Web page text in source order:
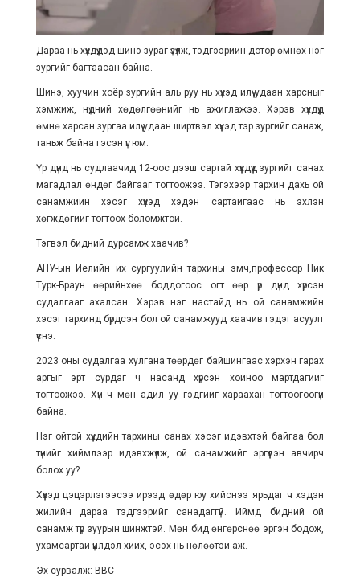
Дараа нь хүүхдүүдэд шинэ зураг үзүүлж, тэдгээрийн дотор өмнөх нэг
зургийг багтаасан байна.
Шинэ, хуучин хоёр зургийн аль руу нь хүүхэд илүү удаан харсныг
хэмжиж, нүдний хөдөлгөөнийг нь ажиглажээ. Хэрэв хүүхдүүд
өмнө харсан зургаа илүү удаан ширтвэл хүүхэд тэр зургийг санаж,
таньж байна гэсэн үг юм.
Үр дүнд нь судлаачид 12-оос дээш сартай хүүхдүүд зургийг санах
магадлал өндөг байгааг тогтоожээ. Тэгэхээр тархин дахь ой
санамжийн хэсэг хүүхэд хэдэн сартайгаас нь эхлэн
хөгждөгийг тогтоох боломжтой.
Тэгвэл бидний дурсамж хаачив?
АНУ-ын Иелийн их сургуулийн тархины эмч,профессор Ник
Турк-Браун өөрийнхөө боддогоос огт өөр үр дүнд хүрсэн
судалгааг ахалсан. Хэрэв нэг настайд нь ой санамжийн
хэсэг тархинд бүрдсэн бол ой санамжууд хаачив гэдэг асуулт
үүснэ.
2023 оны судалгаа хулгана төөрдөг байшингаас хэрхэн гарах
аргыг эрт сурдаг ч насанд хүрсэн хойноо мартдагийг
тогтоожээ. Хүн ч мөн адил уу гэдгийг хараахан тогтоогоогүй
байна.
Нэг ойтой хүүхдийн тархины санах хэсэг идэвхтэй байгаа бол
түүнийг хиймлээр идэвхжүүлж, ой санамжийг эргүүлэн авчирч
болох уу?
Хүүхэд цэцэрлэгээсээ ирээд өдөр юу хийснээ ярьдаг ч хэдэн
жилийн дараа тэдгээрийг санадаггүй. Иймд бидний ой
санамж түр зуурын шинжтэй. Мөн бид өнгөрснөө эргэн бодож,
ухамсартай үйлдэл хийх, эсэх нь нөлөөтэй аж.
Эх сурвалж: BBC